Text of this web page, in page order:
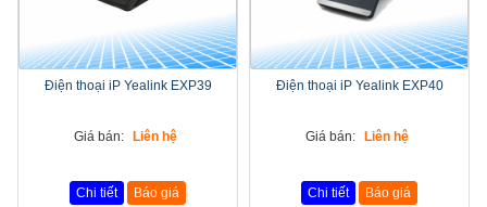
Điện thoại iP Yealink EXP39
Giá bán: Liên hệ
Chi tiết Báo giá
Điện thoại iP Yealink EXP40
Giá bán: Liên hệ
Chi tiết Báo giá